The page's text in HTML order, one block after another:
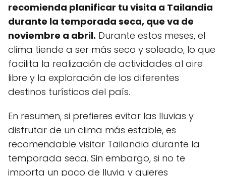
recomienda planificar tu visita a Tailandia
durante la temporada seca, que va de
noviembre a abril. Durante estos meses, el
clima tiende a ser más seco y soleado, lo que
facilita la realización de actividades al aire
libre y la exploración de los diferentes
destinos turísticos del país.
En resumen, si prefieres evitar las lluvias y
disfrutar de un clima más estable, es
recomendable visitar Tailandia durante la
temporada seca. Sin embargo, si no te
importa un poco de lluvia y quieres